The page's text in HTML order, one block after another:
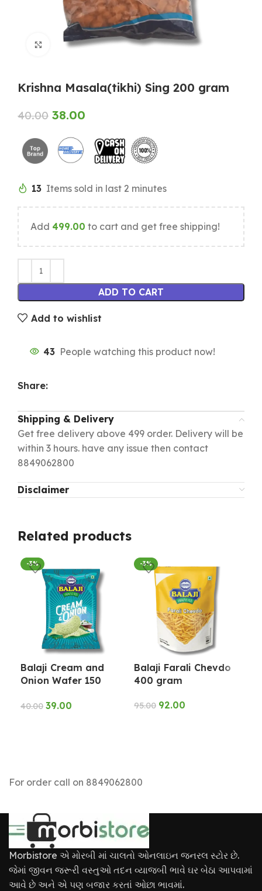
Click to enlarge
Krishna Masala(tikhi) Sing 200 gram
40.00 38.00
13 Items sold in last 2 minutes
Add 499.00 to cart and get free shipping!
ADD TO CART
Add to wishlist
43 People watching this product now!
Share:
Shipping & Delivery
Get free delivery above 499 order. Delivery will be
within 3 hours. have any issue then contact
8849062800
Disclaimer
Related products
-3%
Balaji Cream and
Onion Wafer 150
40.00 39.00
-3%
Balaji Farali Chevdo
400 gram
95.00 92.00
For order call on 8849062800
Morbistore એ મોરબી માં ચાલતો ઓનલાઇન જનરલ સ્ટોર છે.
જેમાં જીવન જરૂરી વસ્તુઓ તદન વ્યાજબી ભાવે ઘર બેઠા આપવામાં
આવે છે અને એ પણ બજાર કરતાં ઓછા ભાવમાં.